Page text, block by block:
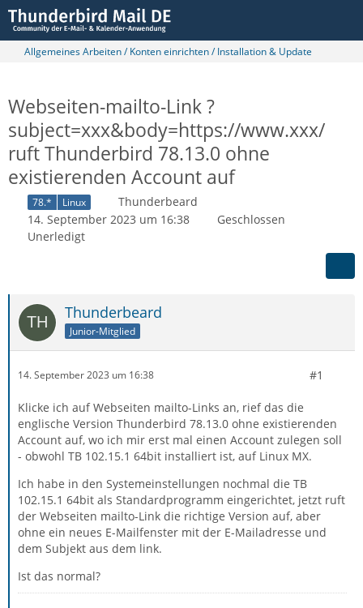
Allgemeines Arbeiten / Konten einrichten / Installation & Update
Webseiten-mailto-Link ?
subject=xxx&body=https://www.xxx/
ruft Thunderbird 78.13.0 ohne
existierenden Account auf
78.* Linux
Thunderbeard
14. September 2023 um 16:38
Geschlossen
Unerledigt
Thunderbeard
Junior-Mitglied
14. September 2023 um 16:38 #1
Klicke ich auf Webseiten mailto-Links an, rief das die
englische Version Thunderbird 78.13.0 ohne existierenden
Account auf, wo ich mir erst mal einen Account zulegen soll
- obwohl TB 102.15.1 64bit installiert ist, auf Linux MX.
Ich habe in den Systemeinstellungen nochmal die TB
102.15.1 64bit als Standardprogramm eingerichtet, jetzt ruft
der Webseiten mailto-Link die richtige Version auf, aber
ohne ein neues E-Mailfenster mit der E-Mailadresse und
dem Subjekt aus dem link.
Ist das normal?